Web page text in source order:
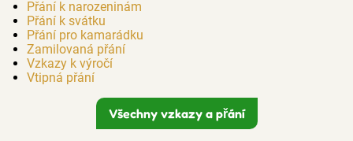
Přání k narozeninám
Přání k svátku
Přání pro kamarádku
Zamilovaná přání
Vzkazy k výročí
Vtipná přání
Všechny vzkazy a přání